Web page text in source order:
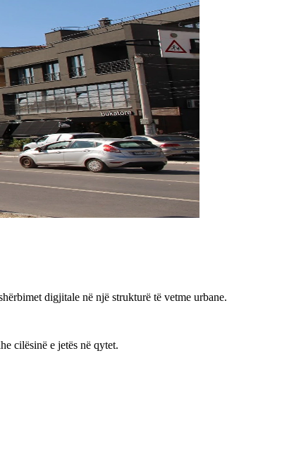
digjitale në një strukturë të vetme urbane.
cilësinë e jetës në qytet.